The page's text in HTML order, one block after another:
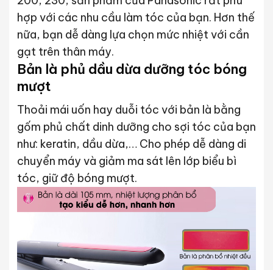
hợp với các nhu cầu làm tóc của bạn. Hơn thế
nữa, bạn dễ dàng lựa chọn mức nhiệt với cần
gạt trên thân máy.
Bản là phủ dầu dừa dưỡng tóc bóng
mượt
Thoải mái uốn hay duỗi tóc với bản là bằng
gốm phủ chất dinh dưỡng cho sợi tóc của bạn
như: keratin, dầu dừa,… Cho phép dễ dàng di
chuyển máy và giảm ma sát lên lớp biểu bì
tóc, giữ độ bóng mượt.